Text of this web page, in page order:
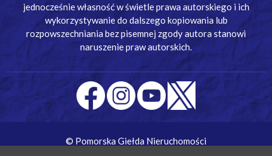
jednocześnie własność w świetle prawa autorskiego i ich
wykorzystywanie do dalszego kopiowania lub
rozpowszechniania bez pisemnej zgody autora stanowi
naruszenie praw autorskich.
© Pomorska Giełda Nieruchomości